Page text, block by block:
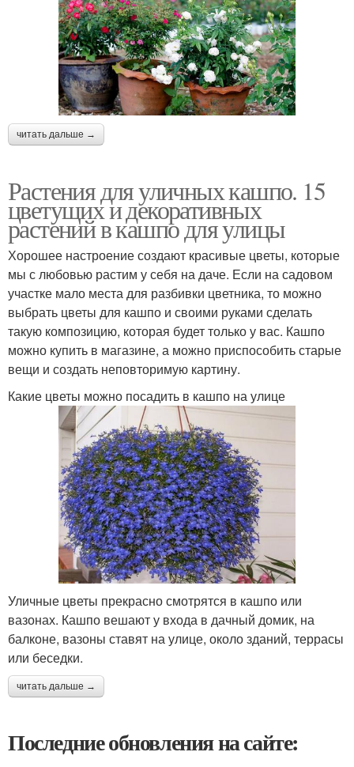
читать дальше →
Растения для уличных кашпо. 15
цветущих и декоративных
растений в кашпо для улицы
Хорошее настроение создают красивые цветы, которые
мы с любовью растим у себя на даче. Если на садовом
участке мало места для разбивки цветника, то можно
выбрать цветы для кашпо и своими руками сделать
такую композицию, которая будет только у вас. Кашпо
можно купить в магазине, а можно приспособить старые
вещи и создать неповторимую картину.
Какие цветы можно посадить в кашпо на улице
Уличные цветы прекрасно смотрятся в кашпо или
вазонах. Кашпо вешают у входа в дачный домик, на
балконе, вазоны ставят на улице, около зданий, террасы
или беседки.
читать дальше →
Последние обновления на сайте: